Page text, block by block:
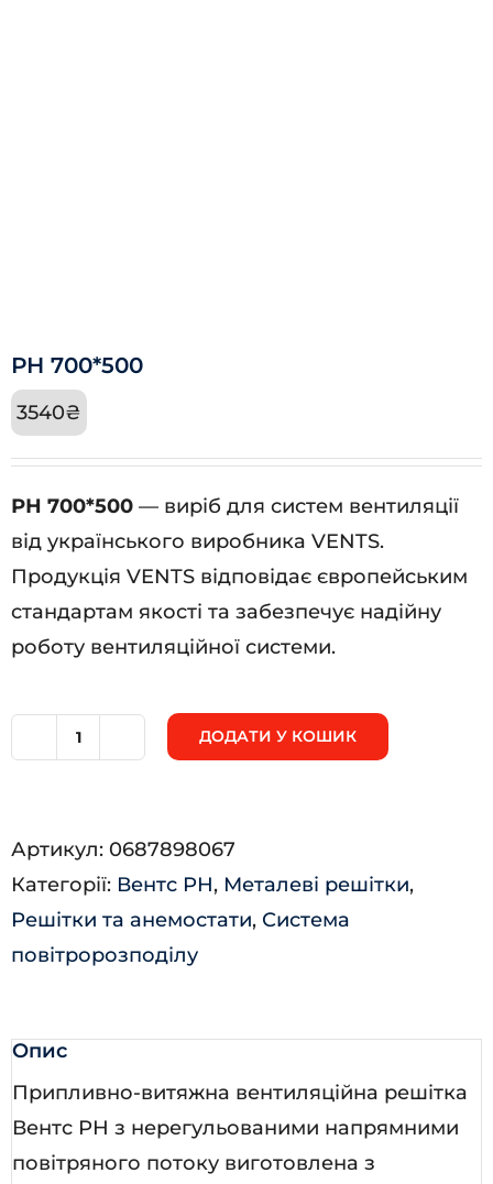
РН 700*500
3540₴
РН 700*500 — виріб для систем вентиляції
від українського виробника VENTS.
Продукція VENTS відповідає європейським
стандартам якості та забезпечує надійну
роботу вентиляційної системи.
ДОДАТИ У КОШИК
Артикул: 0687898067
Категорії: Вентс РН, Металеві решітки,
Решітки та анемостати, Система
повітророзподілу
Опис
Припливно-витяжна вентиляційна решітка
Вентс РН з нерегульованими напрямними
повітряного потоку виготовлена з